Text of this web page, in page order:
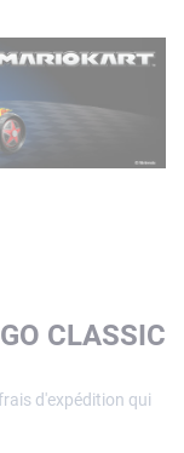
CLASSIC
d'expédition qui